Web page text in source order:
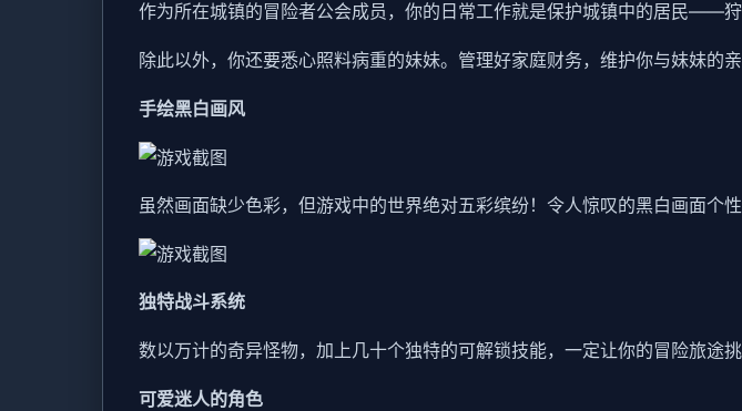
作为所在城镇的冒险者公会成员，你的日常工作就是保护城镇中的居民——
除此以外，你还要悉心照料病重的妹妹。管理好家庭财务，维护你与妹妹的
手绘黑白画风
虽然画面缺少色彩，但游戏中的世界绝对五彩缤纷！令人惊叹的黑白画面个
独特战斗系统
数以万计的奇异怪物，加上几十个独特的可解锁技能，一定让你的冒险旅途挑
可爱迷人的角色